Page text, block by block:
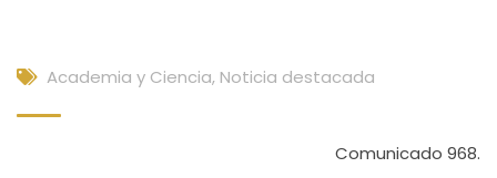
Academia y Ciencia, Noticia destacada
Comunicado 968.